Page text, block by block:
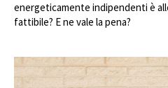
energeticamente indipendenti è
fattibile? E ne vale la pena?